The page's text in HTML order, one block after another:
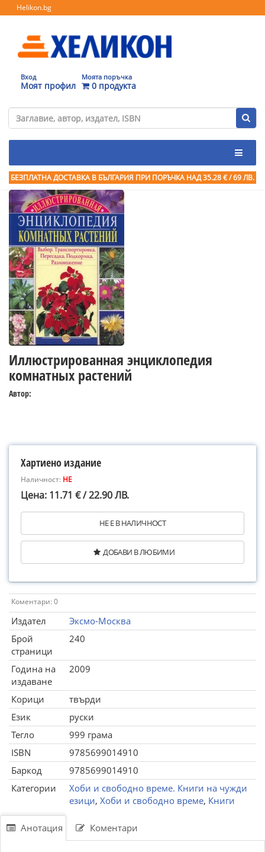
Helikon.bg
Вход
Моят профил
Моята поръчка
0 продукта
БЕЗПЛАТНА ДОСТАВКА В БЪЛГАРИЯ ПРИ ПОРЪЧКА НАД 35.28 € / 69 ЛВ.
Иллюстрированная энциклопедия
комнатных растений
Автор:
Хартиено издание
Наличност: НЕ
Цена: 11.71 € / 22.90 ЛВ.
НЕ Е В НАЛИЧНОСТ
ДОБАВИ В ЛЮБИМИ
Коментари: 0
Издател
Эксмо-Москва
Брой
страници
240
Година на
издаване
2009
Корици
твърди
Език
руски
Тегло
999 грама
ISBN
9785699014910
Баркод
9785699014910
Категории
Хоби и свободно време. Книги на чужди
езици, Хоби и свободно време, Книги
Анотация Коментари